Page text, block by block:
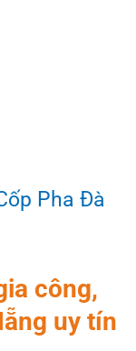
Pha Đà
công,
uy tín